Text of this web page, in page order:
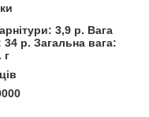
3,9 р. Вага
34 р. Загальна вага:
г